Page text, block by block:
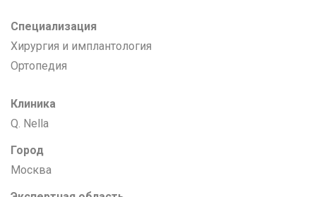
Специализация
Хирургия и имплантология
Ортопедия
Клиника
Q. Nella
Город
Москва